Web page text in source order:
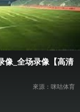
像_全场录像【高清
來源：咪咕体育